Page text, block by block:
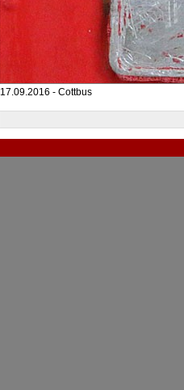
17.09.2016 - Cottbus